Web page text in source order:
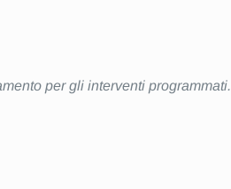
per gli interventi programmati.